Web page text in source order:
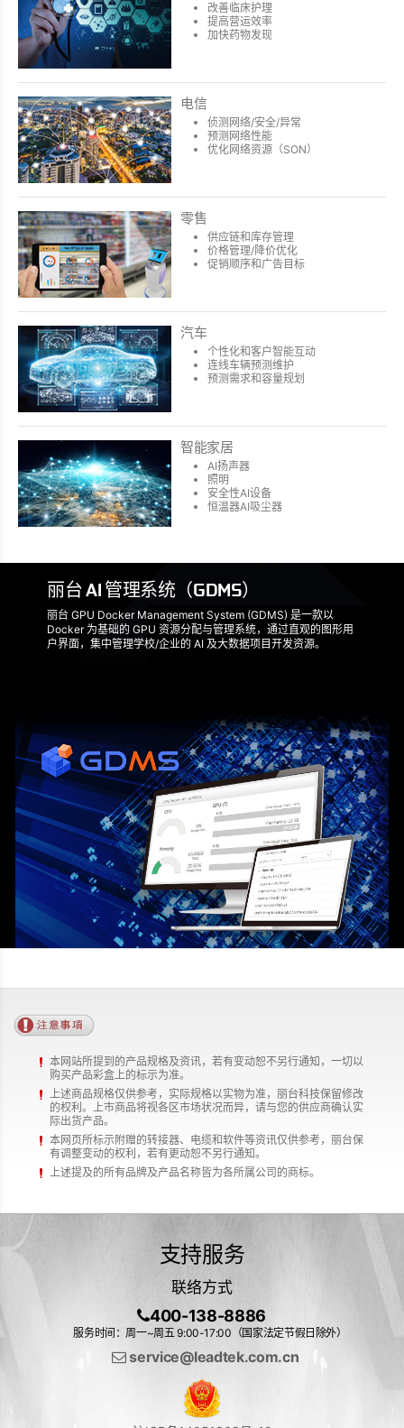
改善临床护理
提高营运效率
加快药物发现
电信
侦测网络/安全/异常
预测网络性能
优化网络资源（SON）
零售
供应链和库存管理
价格管理/降价优化
促销顺序和广告目标
汽车
个性化和客户智能互动
连线车辆预测维护
预测需求和容量规划
智能家居
AI扬声器
照明
安全性AI设备
恒温器AI吸尘器
丽台 AI 管理系统（GDMS）
丽台 GPU Docker Management System (GDMS) 是一款以
Docker 为基础的 GPU 资源分配与管理系统，通过直观的图形用
户界面，集中管理学校/企业的 AI 及大数据项目开发资源。
本网站所提到的产品规格及资讯，若有变动恕不另行通知，一切以
购买产品彩盒上的标示为准。
上述商品规格仅供参考，实际规格以实物为准，丽台科技保留修改
的权利。上市商品将视各区市场状况而异，请与您的供应商确认实
际出货产品。
本网页所标示附赠的转接器、电缆和软件等资讯仅供参考，丽台保
有调整变动的权利，若有更动恕不另行通知。
上述提及的所有品牌及产品名称皆为各所属公司的商标。
支持服务
联络方式
400-138-8886
服务时间：周一~周五 9:00-17:00（国家法定节假日除外）
service@leadtek.com.cn